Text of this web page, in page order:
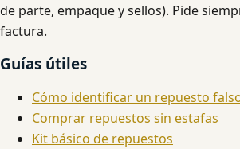
de parte, empaque y sellos). Pide
factura.
Guías útiles
Cómo identificar un repuesto
Comprar repuestos sin estafas
Kit básico de repuestos